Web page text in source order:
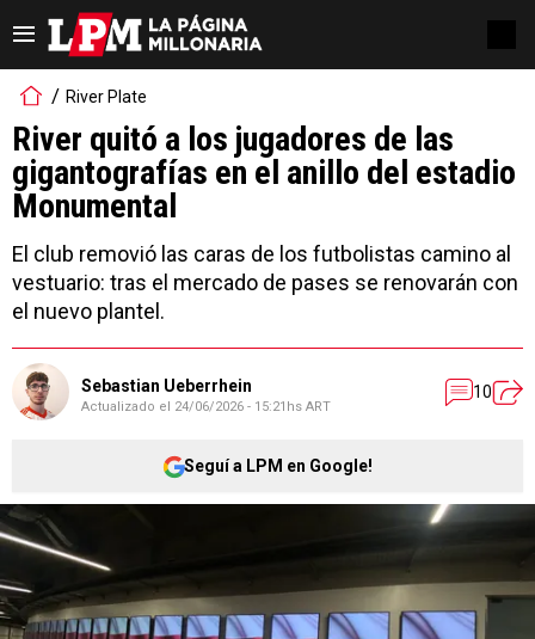
River Plate
River quitó a los jugadores de las
gigantografías en el anillo del estadio
Monumental
El club removió las caras de los futbolistas camino al
vestuario: tras el mercado de pases se renovarán con
el nuevo plantel.
Sebastian Ueberrhein
Actualizado el 24/06/2026 - 15:21hs ART
10
Seguí a LPM en Google!